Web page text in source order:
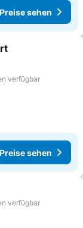
Preise sehen
verfügbar
Preise sehen
verfügbar